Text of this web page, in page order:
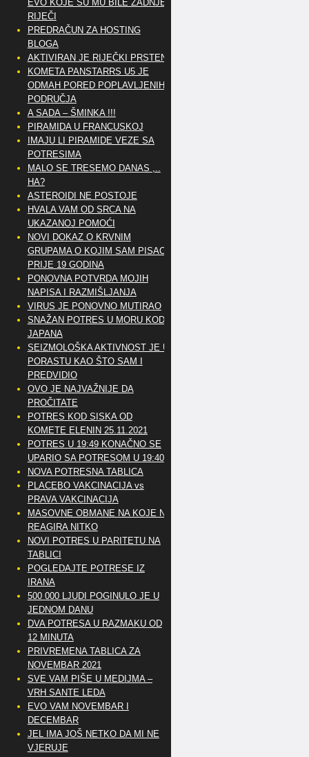
EVO KOJE SU MU BILE ZADNJE
RIJEČI
PREDRAČUN ZA HOSTING
BLOGA
AKTIVIRAN JE RIJEČKI PRSTEN
KOMETA PANSTARRS U5 JE
ODMAH PORED POPLAVLJENIH
PODRUČJA
A SADA – ŠMINKA !!!
PIRAMIDA U FRANCUSKOJ
IMAJU LI PIRAMIDE VEZE SA
POTRESIMA
MALO SE TRESEMO DANAS ,..
HA?
ASTEROIDI NE POSTOJE
HVALA VAM OD SRCA NA
UKAZANOJ POMOĆI
NOVI DOKAZ O KRVNIM
GRUPAMA O KOJIM SAM PISAO
PRIJE 19 GODINA
PONOVNA POTVRDA MOJIH
NAPISA I RAZMIŠLJANJA
VIRUS JE PONOVNO MUTIRAO
SNAŽAN POTRES U MORU KOD
JAPANA
SEIZMOLOŠKA AKTIVNOST JE U
PORASTU KAO ŠTO SAM I
PREDVIDIO
OVO JE NAJVAŽNIJE DA
PROČITATE
POTRES KOD SISKA OD
KOMETE ELENIN 25.11.2021
POTRES U 19:49 KONAČNO SE
UPARIO SA POTRESOM U 19:40
NOVA POTRESNA TABLICA
PLACEBO VAKCINACIJA vs
PRAVA VAKCINACIJA
MASOVNE OBMANE NA KOJE NE
REAGIRA NITKO
NOVI POTRES U PARITETU NA
TABLICI
POGLEDAJTE POTRESE IZ
IRANA
500 000 LJUDI POGINULO JE U
JEDNOM DANU
DVA POTRESA U RAZMAKU OD
12 MINUTA
PRIVREMENA TABLICA ZA
NOVEMBAR 2021
SVE VAM PIŠE U MEDIJMA –
VRH SANTE LEDA
EVO VAM NOVEMBAR I
DECEMBAR
JEL IMA JOŠ NETKO DA MI NE
VJERUJE